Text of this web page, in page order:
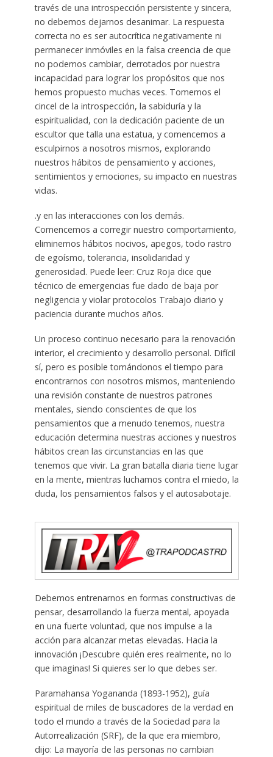
través de una introspección persistente y sincera,
no debemos dejarnos desanimar. La respuesta
correcta no es ser autocrítica negativamente ni
permanecer inmóviles en la falsa creencia de que
no podemos cambiar, derrotados por nuestra
incapacidad para lograr los propósitos que nos
hemos propuesto muchas veces. Tomemos el
cincel de la introspección, la sabiduría y la
espiritualidad, con la dedicación paciente de un
escultor que talla una estatua, y comencemos a
esculpirnos a nosotros mismos, explorando
nuestros hábitos de pensamiento y acciones,
sentimientos y emociones, su impacto en nuestras
vidas.
.y en las interacciones con los demás.
Comencemos a corregir nuestro comportamiento,
eliminemos hábitos nocivos, apegos, todo rastro
de egoísmo, tolerancia, insolidaridad y
generosidad. Puede leer: Cruz Roja dice que
técnico de emergencias fue dado de baja por
negligencia y violar protocolos Trabajo diario y
paciencia durante muchos años.
Un proceso continuo necesario para la renovación
interior, el crecimiento y desarrollo personal. Difícil
sí, pero es posible tomándonos el tiempo para
encontrarnos con nosotros mismos, manteniendo
una revisión constante de nuestros patrones
mentales, siendo conscientes de que los
pensamientos que a menudo tenemos, nuestra
educación determina nuestras acciones y nuestros
hábitos crean las circunstancias en las que
tenemos que vivir. La gran batalla diaria tiene lugar
en la mente, mientras luchamos contra el miedo, la
duda, los pensamientos falsos y el autosabotaje.
Debemos entrenarnos en formas constructivas de
pensar, desarrollando la fuerza mental, apoyada
en una fuerte voluntad, que nos impulse a la
acción para alcanzar metas elevadas. Hacia la
innovación ¡Descubre quién eres realmente, no lo
que imaginas! Si quieres ser lo que debes ser.
Paramahansa Yogananda (1893-1952), guía
espiritual de miles de buscadores de la verdad en
todo el mundo a través de la Sociedad para la
Autorrealización (SRF), de la que era miembro,
dijo: La mayoría de las personas no cambian